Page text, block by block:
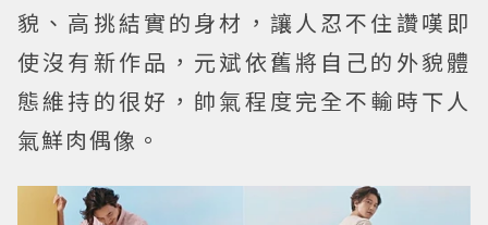
貌、高挑結實的身材，讓人忍不住讚嘆即
使沒有新作品，元斌依舊將自己的外貌體
態維持的很好，帥氣程度完全不輸時下人
氣鮮肉偶像。